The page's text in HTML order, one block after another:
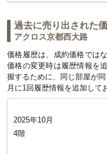
過去に売り出された
アクロス京都西大路
価格履歴は、成約価格では
価格の変更時は履歴情報を
握するために、同じ部屋が
月に1回履歴情報を追加して
2025年10月
4階